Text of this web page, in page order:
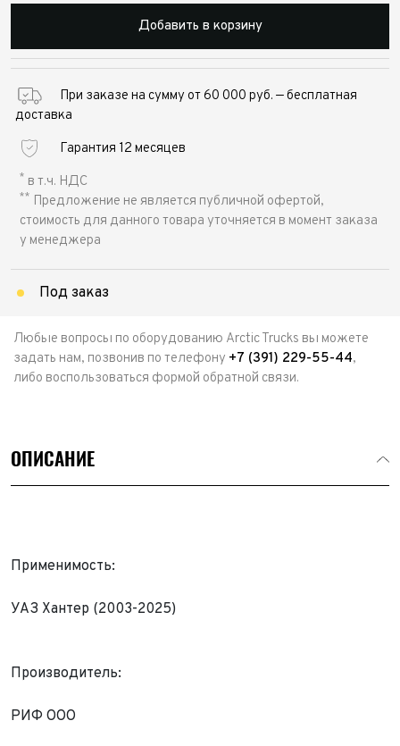
Добавить в корзину
При заказе на сумму от 60 000 руб. — бесплатная
доставка
Гарантия 12 месяцев
* в т.ч. НДС
** Предложение не является публичной офертой,
стоимость для данного товара уточняется в момент заказа
у менеджера
Под заказ
Любые вопросы по оборудованию Arctic Trucks вы можете
задать нам, позвонив по телефону +7 (391) 229-55-44,
либо воспользоваться формой обратной связи.
ОПИСАНИЕ
Применимость:
УАЗ Хантер (2003-2025)
Производитель:
РИФ ООО
ФИО*